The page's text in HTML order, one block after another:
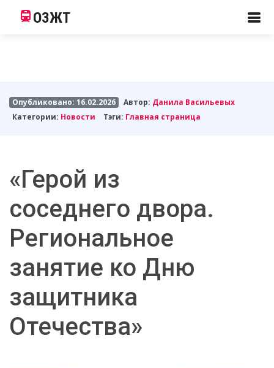
ОЗЖТ
Опубликовано: 16.02.2026 Автор: Данила Васильевых
Категории: Новости Тэги: Главная страница
«Герой из
соседнего двора.
Региональное
занятие ко Дню
защитника
Отечества»